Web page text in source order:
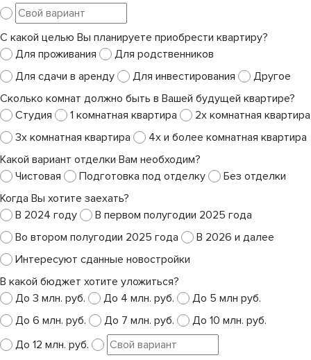
С какой целью Вы планируете приобрести квартиру?
Для проживания
Для родственников
Для сдачи в аренду
Для инвестирования
Другое
Сколько комнат должно быть в Вашей будущей квартире?
Студия
1 комнатная квартира
2х комнатная квартира
3х комнатная квартира
4х и более комнатная квартира
Какой вариант отделки Вам необходим?
Чистовая
Подготовка под отделку
Без отделки
Когда Вы хотите заехать?
В 2024 году
В первом полугодии 2025 года
Во втором полугодии 2025 года
В 2026 и далее
Интересуют сданные новостройки
В какой бюджет хотите уложиться?
До 3 млн. руб.
До 4 млн. руб.
До 5 млн руб.
До 6 млн. руб.
До 7 млн. руб.
До 10 млн. руб.
До 12 млн. руб.